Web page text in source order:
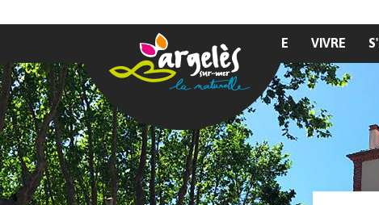
MAIRIE VIVRE